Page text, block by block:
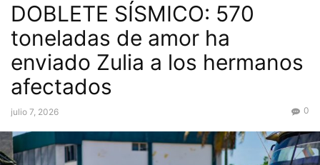
DOBLETE SÍSMICO: 570
toneladas de amor ha
enviado Zulia a los hermanos
afectados
julio 7, 2026 0